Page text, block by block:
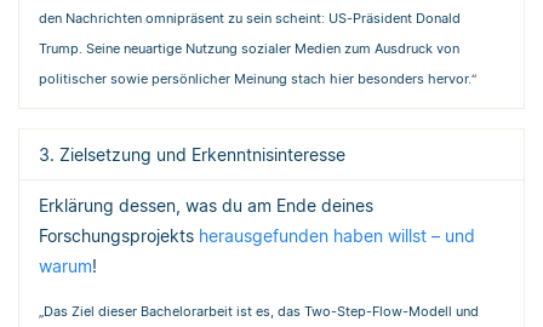
den Nachrichten omnipräsent zu sein scheint: US-Präsident Donald
Trump. Seine neuartige Nutzung sozialer Medien zum Ausdruck von
politischer sowie persönlicher Meinung stach hier besonders hervor.“
3. Zielsetzung und Erkenntnisinteresse
Erklärung dessen, was du am Ende deines
Forschungsprojekts herausgefunden haben willst – und
warum!
„Das Ziel dieser Bachelorarbeit ist es, das Two-Step-Flow-Modell und